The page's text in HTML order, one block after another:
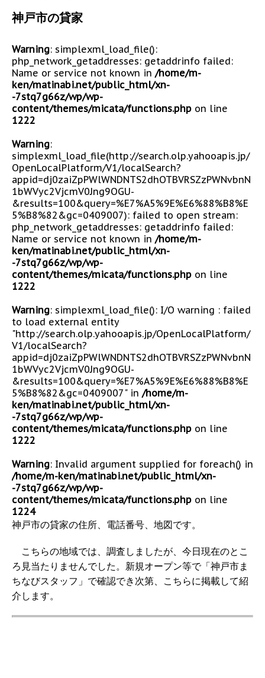
神戸市の貸家
Warning: simplexml_load_file():
php_network_getaddresses: getaddrinfo failed:
Name or service not known in /home/m-
ken/matinabi.net/public_html/xn-
-7stq7g66z/wp/wp-
content/themes/micata/functions.php on line
1222
Warning:
simplexml_load_file(http://search.olp.yahooapis.jp/
OpenLocalPlatform/V1/localSearch?
appid=dj0zaiZpPWlWNDNTS2dhOTBVRSZzPWNvbnN
1bWVyc2VjcmV0Jng9OGU-
&results=100&query=%E7%A5%9E%E6%88%B8%E
5%B8%82&gc=0409007): failed to open stream:
php_network_getaddresses: getaddrinfo failed:
Name or service not known in /home/m-
ken/matinabi.net/public_html/xn-
-7stq7g66z/wp/wp-
content/themes/micata/functions.php on line
1222
Warning: simplexml_load_file(): I/O warning : failed
to load external entity
"http://search.olp.yahooapis.jp/OpenLocalPlatform/
V1/localSearch?
appid=dj0zaiZpPWlWNDNTS2dhOTBVRSZzPWNvbnN
1bWVyc2VjcmV0Jng9OGU-
&results=100&query=%E7%A5%9E%E6%88%B8%E
5%B8%82&gc=0409007" in /home/m-
ken/matinabi.net/public_html/xn-
-7stq7g66z/wp/wp-
content/themes/micata/functions.php on line
1222
Warning: Invalid argument supplied for foreach() in
/home/m-ken/matinabi.net/public_html/xn-
-7stq7g66z/wp/wp-
content/themes/micata/functions.php on line
1224
神戸市の貸家の住所、電話番号、地図です。
こちらの地域では、調査しましたが、今日現在のとこ
ろ見当たりませんでした。新規オープン等で「神戸市ま
ちなびスタッフ」で確認でき次第、こちらに掲載して紹
介します。